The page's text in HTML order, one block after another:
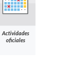
Actividades
oficiales